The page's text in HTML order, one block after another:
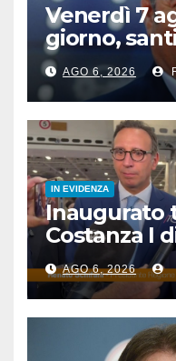
Venerdì 7
giorno,
famosi,
AGO 6, 2026
IN EVIDENZA
Inaugurato
Costanza I
AGO 6, 2026